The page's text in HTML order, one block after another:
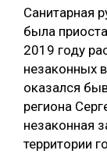
ПРОИЗВОДСТВО
КОМПЛЕКСНАЯ
ЛЕСОПИЛЕНИЕ
ДЕРЕВЯННОЕ
Санитарная
была
2019 году
незаконных
оказался
региона
незаконная
территории